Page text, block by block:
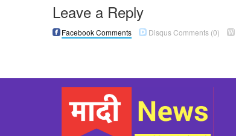
Leave a Reply
Facebook Comments Disqus Comments(0)